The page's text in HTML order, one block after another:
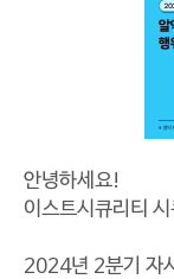
안녕하세요!
이스트시큐리티
2024년 2분기 자